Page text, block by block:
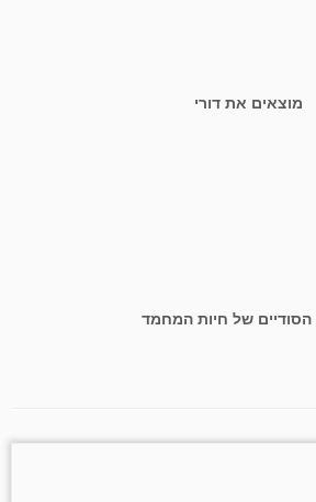
מוצאים את דורי
הסודיים של חיות המחמד